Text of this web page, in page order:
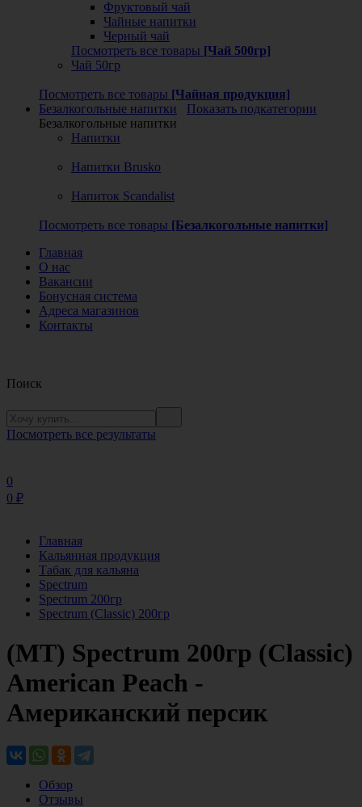
Фруктовый чай
Чайные напитки
Черный чай
Посмотреть все товары [Чай 500гр]
Чай 50гр
Посмотреть все товары [Чайная продукция]
Безалкогольные напитки
Показать подкатегории
Безалкогольные напитки
Напитки
Напитки Brusko
Напиток Scandalist
Посмотреть все товары [Безалкогольные напитки]
Главная
О нас
Вакансии
Бонусная система
Адреса магазинов
Контакты
Поиск
Посмотреть все результаты
0
0 ₽
Главная
Кальянная продукция
Табак для кальяна
Spectrum
Spectrum 200гр
Spectrum (Classic) 200гр
(MT) Spectrum 200гр (Classic)
American Peach -
Американский персик
Обзор
Отзывы